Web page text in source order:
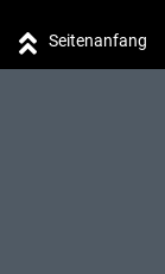
Seitenanfang